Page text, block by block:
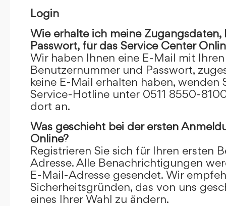
Login
Wie erhalte ich meine
Passwort, für das Service Center
Wir haben Ihnen eine E-Mail mit
Benutzernummer und Passwort,
keine E-Mail erhalten haben, wenden
Service-Hotline unter 0511 8550-
dort an.
Was geschieht bei der ersten
Online?
Registrieren Sie sich für Ihren ersten
Adresse. Alle Benachrichtigungen
E-Mail-Adresse gesendet. Wir
Sicherheitsgründen, das von uns
eines Ihrer Wahl zu ändern.